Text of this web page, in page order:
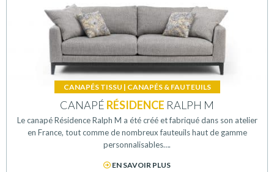
CANAPÉS TISSU | CANAPÉS & FAUTEUILS
CANAPÉ RÉSIDENCE RALPH M
Le canapé Résidence Ralph M a été créé et fabriqué dans son atelier
en France, tout comme de nombreux fauteuils haut de gamme
personnalisables….
EN SAVOIR PLUS